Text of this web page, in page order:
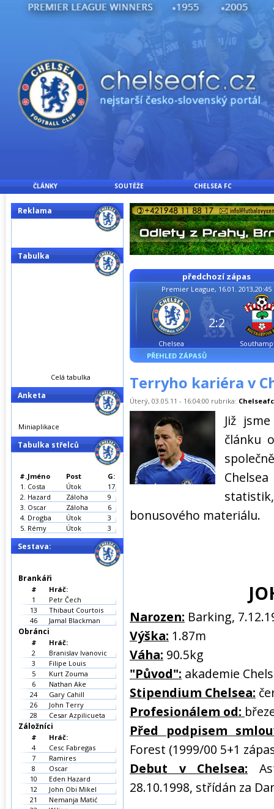
ČLÁNKY SOUTĚŽE CHELSEA FC
předchozí zápas
Premier League, 16.01. 2013,20:45
Chelsea
2:2
PŘEHLED ZÁPASŮ
Terryho kariéra v
Úterý, 03.05.11 - 16:04:00 rubrika:
Již
článku
bonusového materiálu.
Narozen: Barking,
Výška: 1.87m
Váha: 90.5kg
"Původ": akademie
Stipendium Chelsea:
Profesionálem od:
Před podpisem
Forest (1999/00 5+1
Debut v Chelsea:
28.10.1998, střídán za
Reklama
Tabulka
Celá tabulka
Anketa
Miniaplikace
Tabulka střelců
#.Jméno Post
G:
1. Costa Útok
17
2. Hazard Záloha
9
3. Oscar Záloha
6
4. Drogba Útok
3
5. Rémy Útok 3
Sestava:
Brankáři
#
Hráč:
1
Petr Čech
13
Thibaut Courtois
46
Jamal Blackman
Obránci
#
Hráč:
2
Branislav Ivanovic
3
Filipe Louis
5
Kurt Zouma
6
Nathan Ake
24
Gary Cahill
26
John Terry
28
Cesar Azpilicueta
Záložníci
#
Hráč:
4
Cesc Fabregas
7
Ramires
8
Oscar
10
Eden Hazard
12
John Obi Mikel
21
Nemanja Matić